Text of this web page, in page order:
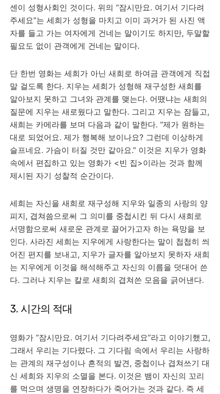
센이 성형사회인 것이다. 위의 “잠시만요. 여기서 기다려
주세요”는 세희가 성형을 마치고 이미 과거가 된 사진 액
자를 들고 가는 여자에게 건네는 말이기도 하지만, 두말할
필요도 없이 관객에게 건네는 말이다.
단 한번 영화는 세희가 아닌 새희로 하여금 관객에게 직접
말 걸도록 한다. 지우는 세희가 성형해 재구성한 새희를
알아보지 못하고 그녀와 관계를 맺는다. 어땠냐는 새희의
질문에 지우는 새로웠다고 말한다. 그리고 지우는 잠들고,
새희는 카메라를 보며 다음과 같이 말한다. “제가 원하는
대로 되었어요. 제가 행복해 보이나요? 그런데 이상하게
슬프네요. 가슴이 터질 것만 같아요.” 이것은 지우가 영화
속에서 편집하고 있는 영화가 <빈 집>이라는 것과 함께
제시된 자기 성찰적 순간이다.
세희는 자신을 새희로 재구성해 지우와 일종의 사랑의 양
피지, 겹쳐씀으로써 그 의미를 중첩시킨 뒤 다시 새희로
서명함으로써 새로운 관계로 끌어가고자 하는 욕망을 보
인다. 사라진 세희는 지우에게 사랑한다는 말이 첩첩히 씌
어진 편지를 보내고, 지우가 글자를 알아보지 못하자 새희
는 지우에게 이것을 해석해주고 자신의 이름을 덧대어 쓴
다. 그러나 지우는 칼로 새희의 겹쳐쓴 모음을 긁어낸다.
3. 시간의 적대
영화가 “잠시만요. 여기서 기다려주세요”라고 이야기했고,
그래서 우리는 기다렸다. 그 기다림 속에서 우리는 사랑하
는 관계의 재구성이나 흔적의 발견, 중첩이나 겹쳐쓰기 대
신 세희와 지우의 소멸을 본다. 이것은 뱀이 자신의 꼬리
를 먹으며 생명을 연장하다가 죽어가는 것과 같다. 즉 세